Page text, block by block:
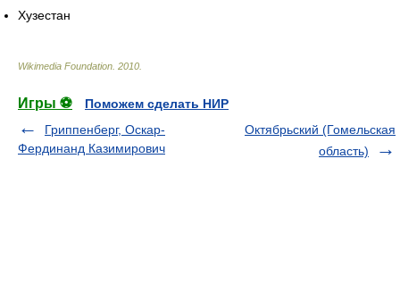
Хузестан
Wikimedia Foundation 2010
Игры ⚽
Поможем сделать НИР
Гриппенберг, Оскар-
Фердинанд Казимирович
Октябрьский (Гомельская
область)